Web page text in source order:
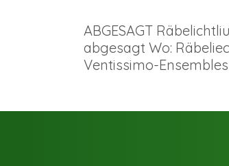
ABGESAGT
abgesagt Wo:
Ventissimo-